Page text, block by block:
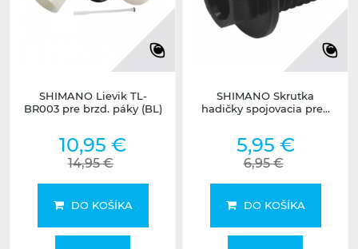
SHIMANO Lievik TL-
BR003 pre brzd. páky (BL)
10,95 €
14,95 €
DO KOŠÍKA
SHIMANO Skrutka
hadičky spojovacia pre...
5,95 €
6,95 €
DO KOŠÍKA